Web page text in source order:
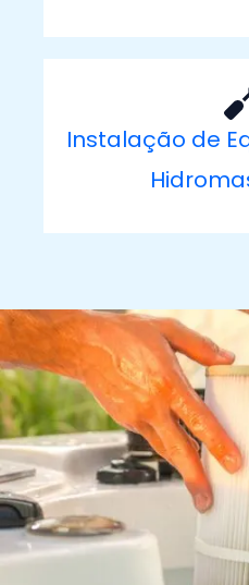
Instalação de